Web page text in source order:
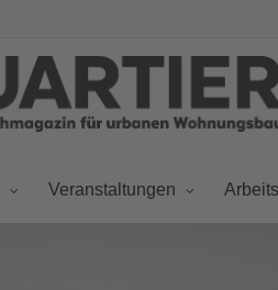
Veranstaltungen